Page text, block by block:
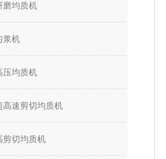
磨均质机
浆机
压均质机
高速剪切均质机
剪切均质机